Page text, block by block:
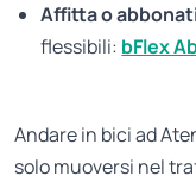
Affitta o
flessibili: bFlex
Andare in bici ad
solo muoversi nel